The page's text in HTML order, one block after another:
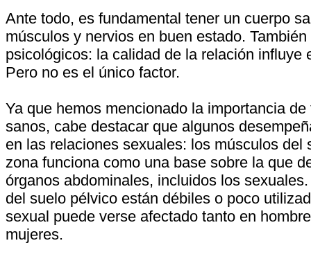
Ante todo, es fundamental tener un cuerpo
músculos y nervios en buen estado.
psicológicos: la calidad de la relación influye
Pero no es el único factor.
Ya que hemos mencionado la importancia
sanos, cabe destacar que algunos
en las relaciones sexuales: los músculos del
zona funciona como una base sobre la que
órganos abdominales, incluidos los
del suelo pélvico están débiles o poco
sexual puede verse afectado tanto en
mujeres.